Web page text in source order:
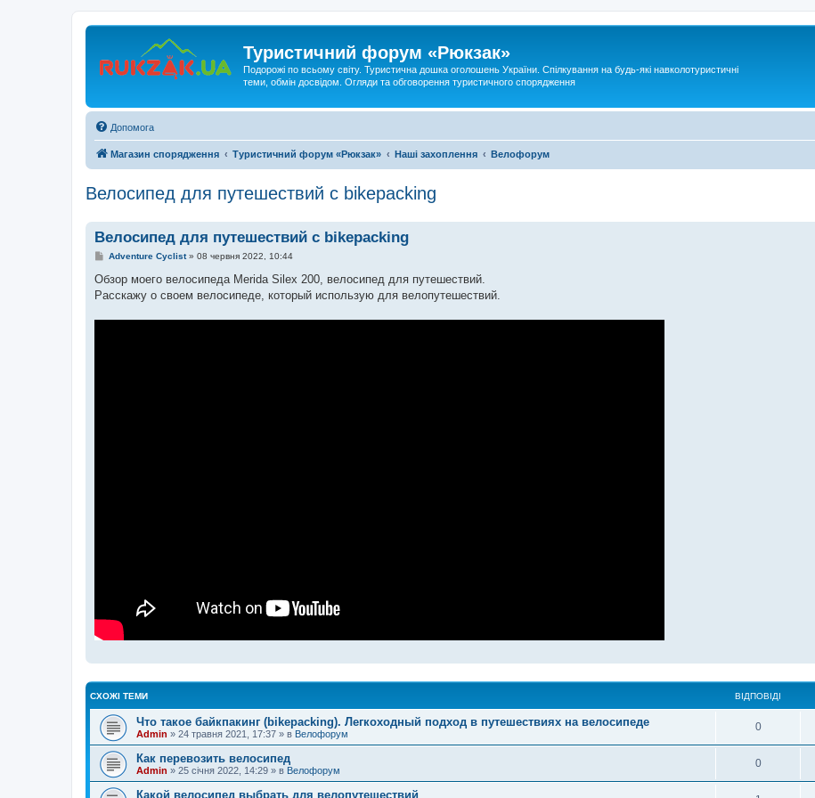
Туристичний форум «Рюкзак»
Подорожі по всьому світу. Туристична дошка оголошень України. Спілкування на будь-які навколотуристичні
теми, обмін досвідом. Огляди та обговорення туристичного спорядження
Допомога
Магазин спорядження Туристичний форум «Рюкзак» Наші захоплення Велофорум
Велосипед для путешествий с bikepacking
Велосипед для путешествий с bikepacking
П
в
д
м
Adventure Cyclist» 08 червня 2022, 10:44
Обзор моего велосипеда Merida Silex 200, велосипед для путешествий.
Расскажу о своем велосипеде, который использую для велопутешествий.
СХОЖІ ТЕМИ ВІДПОВІДІ
Что такое байкпакинг (bikepacking). Легкоходный подход в путешествиях на велосипеде
Admin » 24 травня 2021, 17:37 » в Велофорум
0
Как перевозить велосипед
Admin » 25 січня 2022, 14:29 » в Велофорум
0
Какой велосипед выбрать для велопутешествий